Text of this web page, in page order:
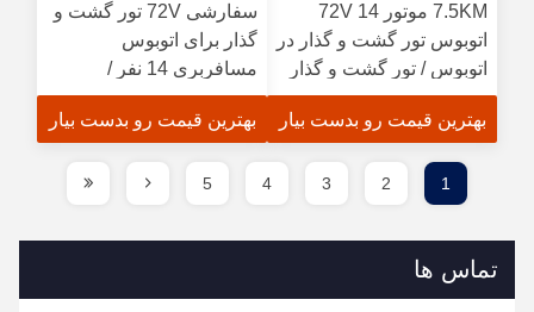
7.5KM موتور 72V 14
اتوبوس تور گشت و گذار در
اتوبوس / تور گشت و گذار
بهترین قیمت رو بدست بیار
سفارشی 72V تور گشت و
گذار برای اتوبوس
مسافربری 14 نفر /
الکتریکی
بهترین قیمت رو بدست بیار
1
2
3
4
5
تماس ها